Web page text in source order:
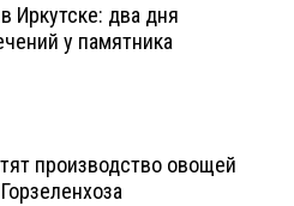
Иркутске: два дня
у памятника
производство овощей